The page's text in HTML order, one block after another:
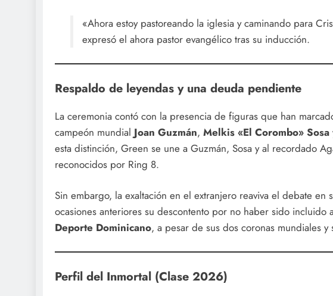
«Ahora estoy pastoreando la iglesia y caminando para
expresó el ahora pastor evangélico tras su inducción.
Respaldo de leyendas y una deuda pendiente
La ceremonia contó con la presencia de figuras que han
campeón mundial Joan Guzmán, Melkis «El Corombo» Sosa
esta distinción, Green se une a Guzmán, Sosa y al recordado
reconocidos por Ring 8.
Sin embargo, la exaltación en el extranjero reaviva el debate en
ocasiones anteriores su descontento por no haber sido incluido
Deporte Dominicano, a pesar de sus dos coronas mundiales
Perfil del Inmortal (Clase 2026)